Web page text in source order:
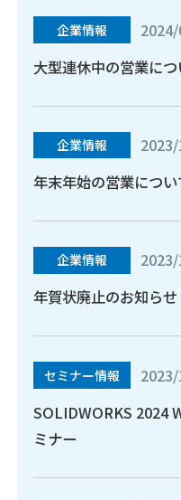
企業情報
大型連休中の営業につ
企業情報
年末年始の営業につい
企業情報
年賀状廃止のお知らせ
セミナー情報
SOLIDWORKS 2024
ミナー